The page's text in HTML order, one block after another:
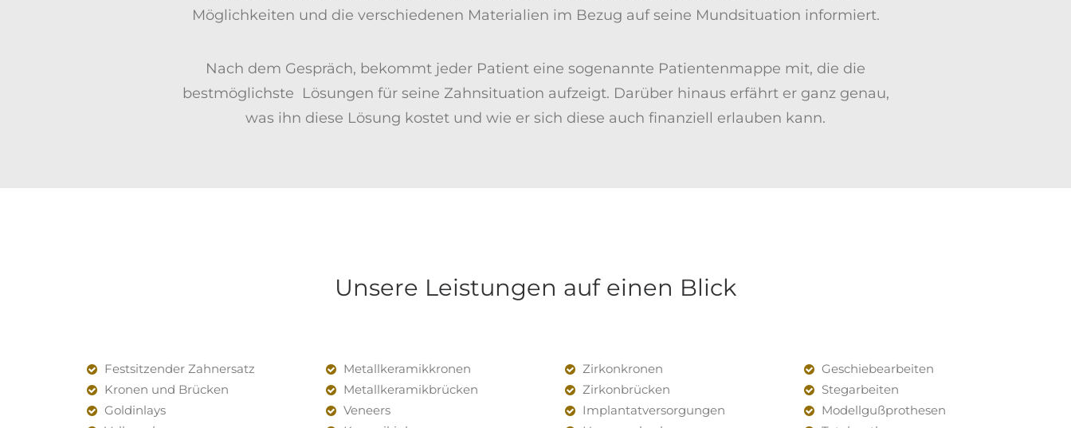
Möglichkeiten und die verschiedenen Materialien im Bezug auf seine Mundsituation informiert.
Nach dem Gespräch, bekommt jeder Patient eine sogenannte Patientenmappe mit, die die
bestmöglichste Lösungen für seine Zahnsituation aufzeigt. Darüber hinaus erfährt er ganz genau,
was ihn diese Lösung kostet und wie er sich diese auch finanziell erlauben kann.
Unsere Leistungen auf einen Blick
Festsitzender Zahnersatz
Kronen und Brücken
Goldinlays
Metallkeramikkronen
Metallkeramikbrücken
Veneers
Zirkonkronen
Zirkonbrücken
Implantatversorgungen
Geschiebearbeiten
Stegarbeiten
Modellgußprothesen